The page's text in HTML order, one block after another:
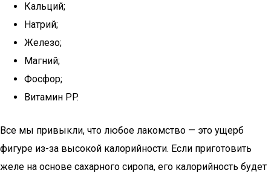
Кальций;
Натрий;
Железо;
Магний;
Фосфор;
Витамин PP.
Все мы привыкли, что любое лакомство — это ущерб
фигуре из-за высокой калорийности. Если приготовить
желе на основе сахарного сиропа, его калорийность будет